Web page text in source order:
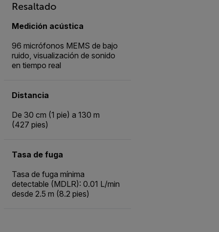
Resaltado
Medición acústica
96 micrófonos MEMS de bajo
ruido, visualización de sonido
en tiempo real
Distancia
De 30 cm (1 pie) a 130 m
(427 pies)
Tasa de fuga
Tasa de fuga mínima
detectable (MDLR): 0.01 L/min
desde 2.5 m (8.2 pies)